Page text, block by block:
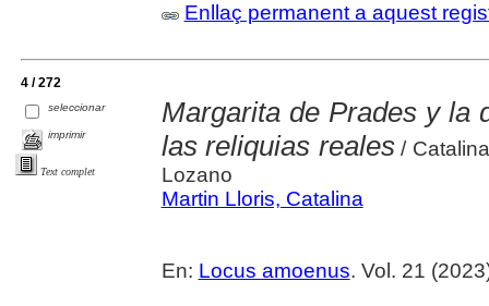
Enllaç permanent a aquest
4 / 272
seleccionar
imprimir
Text complet
Margarita de Prades y la
las reliquias reales/
Lozano
Martin Lloris, Catalina
En: Locus amoenus. Vol. 21